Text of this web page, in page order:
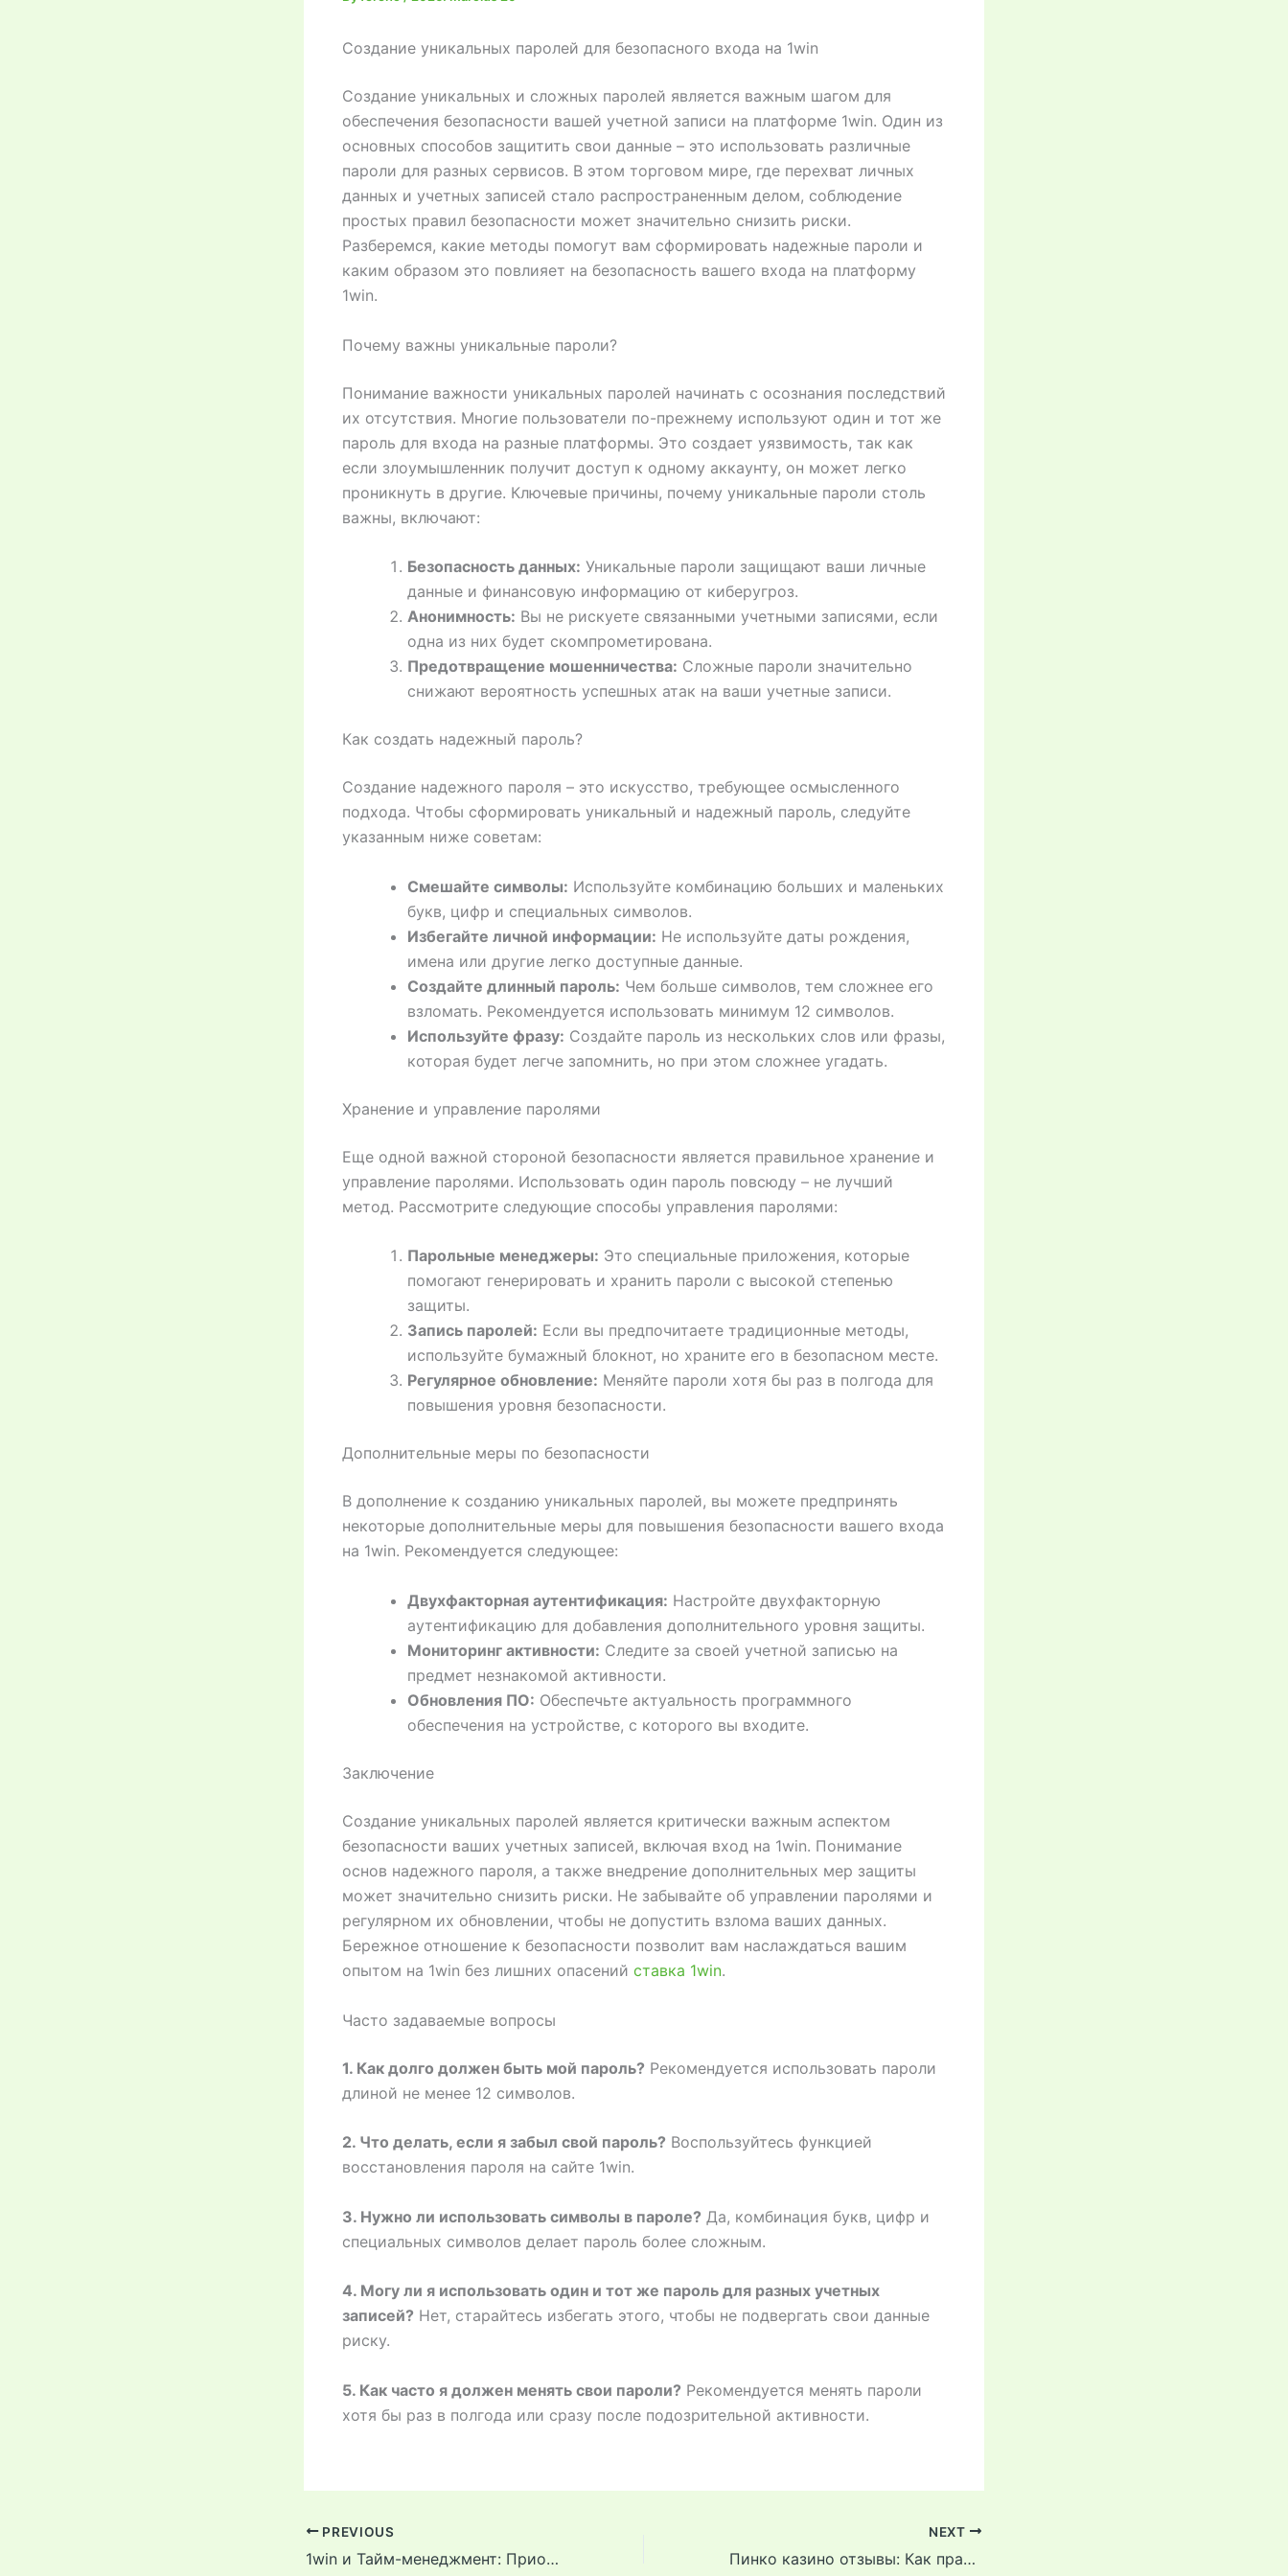
Создание уникальных паролей для безопасного входа на 1win
Создание уникальных и сложных паролей является важным шагом для
обеспечения безопасности вашей учетной записи на платформе 1win. Один из
основных способов защитить свои данные – это использовать различные
пароли для разных сервисов. В этом торговом мире, где перехват личных
данных и учетных записей стало распространенным делом, соблюдение
простых правил безопасности может значительно снизить риски.
Разберемся, какие методы помогут вам сформировать надежные пароли и
каким образом это повлияет на безопасность вашего входа на платформу
1win.
Почему важны уникальные пароли?
Понимание важности уникальных паролей начинать с осознания последствий
их отсутствия. Многие пользователи по-прежнему используют один и тот же
пароль для входа на разные платформы. Это создает уязвимость, так как
если злоумышленник получит доступ к одному аккаунту, он может легко
проникнуть в другие. Ключевые причины, почему уникальные пароли столь
важны, включают:
Безопасность данных: Уникальные пароли защищают ваши личные
данные и финансовую информацию от киберугроз.
Анонимность: Вы не рискуете связанными учетными записями, если
одна из них будет скомпрометирована.
Предотвращение мошенничества: Сложные пароли значительно
снижают вероятность успешных атак на ваши учетные записи.
Как создать надежный пароль?
Создание надежного пароля – это искусство, требующее осмысленного
подхода. Чтобы сформировать уникальный и надежный пароль, следуйте
указанным ниже советам:
Смешайте символы: Используйте комбинацию больших и маленьких
букв, цифр и специальных символов.
Избегайте личной информации: Не используйте даты рождения,
имена или другие легко доступные данные.
Создайте длинный пароль: Чем больше символов, тем сложнее его
взломать. Рекомендуется использовать минимум 12 символов.
Используйте фразу: Создайте пароль из нескольких слов или фразы,
которая будет легче запомнить, но при этом сложнее угадать.
Хранение и управление паролями
Еще одной важной стороной безопасности является правильное хранение и
управление паролями. Использовать один пароль повсюду – не лучший
метод. Рассмотрите следующие способы управления паролями:
Парольные менеджеры: Это специальные приложения, которые
помогают генерировать и хранить пароли с высокой степенью
защиты.
Запись паролей: Если вы предпочитаете традиционные методы,
используйте бумажный блокнот, но храните его в безопасном месте.
Регулярное обновление: Меняйте пароли хотя бы раз в полгода для
повышения уровня безопасности.
Дополнительные меры по безопасности
В дополнение к созданию уникальных паролей, вы можете предпринять
некоторые дополнительные меры для повышения безопасности вашего входа
на 1win. Рекомендуется следующее:
Двухфакторная аутентификация: Настройте двухфакторную
аутентификацию для добавления дополнительного уровня защиты.
Мониторинг активности: Следите за своей учетной записью на
предмет незнакомой активности.
Обновления ПО: Обеспечьте актуальность программного
обеспечения на устройстве, с которого вы входите.
Заключение
Создание уникальных паролей является критически важным аспектом
безопасности ваших учетных записей, включая вход на 1win. Понимание
основ надежного пароля, а также внедрение дополнительных мер защиты
может значительно снизить риски. Не забывайте об управлении паролями и
регулярном их обновлении, чтобы не допустить взлома ваших данных.
Бережное отношение к безопасности позволит вам наслаждаться вашим
опытом на 1win без лишних опасений ставка 1win.
Часто задаваемые вопросы
1. Как долго должен быть мой пароль? Рекомендуется использовать пароли
длиной не менее 12 символов.
2. Что делать, если я забыл свой пароль? Воспользуйтесь функцией
восстановления пароля на сайте 1win.
3. Нужно ли использовать символы в пароле? Да, комбинация букв, цифр и
специальных символов делает пароль более сложным.
4. Могу ли я использовать один и тот же пароль для разных учетных
записей? Нет, старайтесь избегать этого, чтобы не подвергать свои данные
риску.
5. Как часто я должен менять свои пароли? Рекомендуется менять пароли
хотя бы раз в полгода или сразу после подозрительной активности.
PREVIOUS
1win и Тайм-менеджмент: Приоритизация важного
NEXT
Пинко казино отзывы: Как правильно управлять банкроллом?